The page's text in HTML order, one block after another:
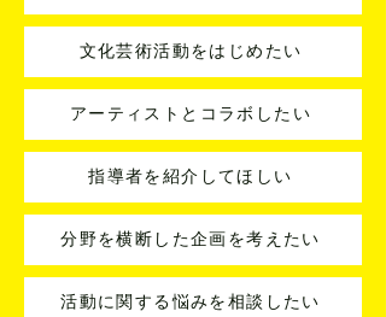
アーティストとコラボしたい
文化芸術活動をはじめたい
分野を横断した企画を考えたい
活動に関する悩みを相談したい
指導者を紹介してほしい